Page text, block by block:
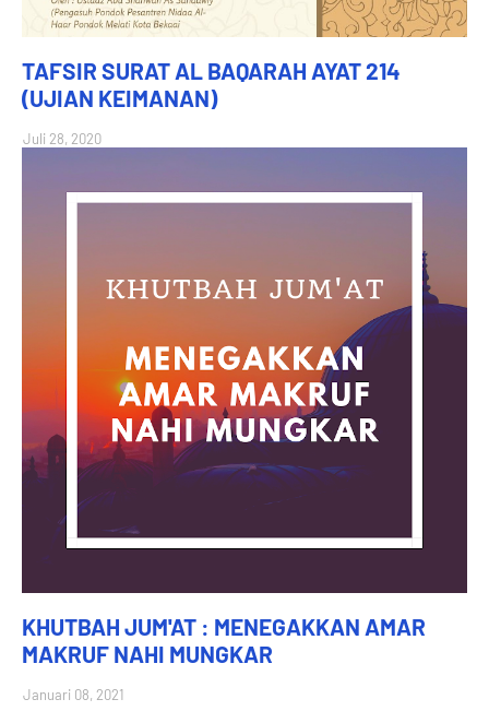
TAFSIR SURAT AL BAQARAH AYAT 214
(UJIAN KEIMANAN)
Juli 28, 2020
KHUTBAH JUM'AT : MENEGAKKAN AMAR
MAKRUF NAHI MUNGKAR
Januari 08, 2021